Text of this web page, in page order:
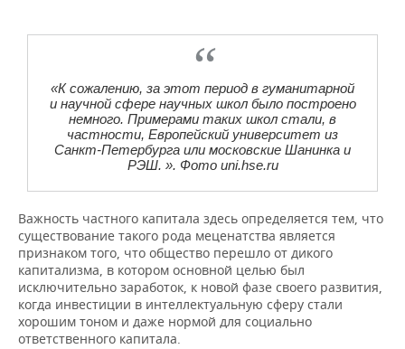
«К сожалению, за этот период в гуманитарной
и научной сфере научных школ было построено
немного. Примерами таких школ стали, в
частности, Европейский университет из
Санкт-Петербурга или московские Шанинка и
РЭШ. ». Фото uni.hse.ru
Важность частного капитала здесь определяется тем, что
существование такого рода меценатства является
признаком того, что общество перешло от дикого
капитализма, в котором основной целью был
исключительно заработок, к новой фазе своего развития,
когда инвестиции в интеллектуальную сферу стали
хорошим тоном и даже нормой для социально
ответственного капитала.